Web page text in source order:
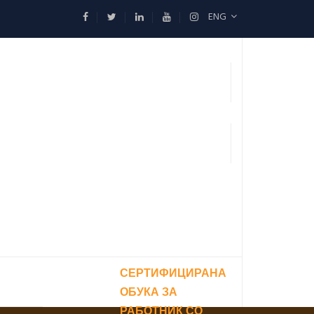
ENG
СЕРТИФИЦИРАНА
ОБУКА ЗА